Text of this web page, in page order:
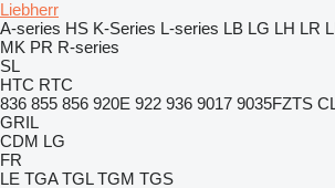
Liebherr
A-series HS K-Series L-series LB LG LH LR
MK PR R-series
SL
HTC RTC
836 855 856 920E 922 936 9017 9035FZTS
GRIL
CDM LG
FR
LE TGA TGL TGM TGS